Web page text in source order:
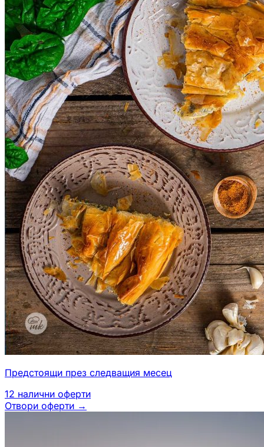
Предстоящи през следващия месец
12 налични оферти
Отвори оферти →